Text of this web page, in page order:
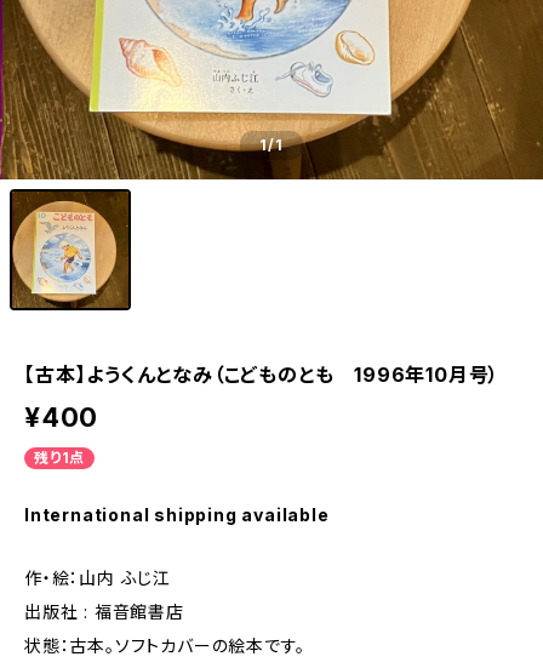
1/1
【古本】ようくんとなみ（こどものとも 1996年10月号）
¥400
残り1点
International shipping available
作・絵：山内 ふじ江
出版社 : 福音館書店
状態：古本。ソフトカバーの絵本です。